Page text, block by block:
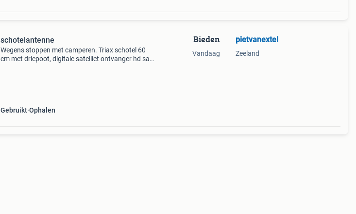
schotelantenne
Wegens stoppen met camperen. Triax schotel 60
cm met driepoot, digitale satelliet ontvanger hd sat
Gebruikt Ophalen
Bieden
Vandaag
pietvanextel
Zeeland